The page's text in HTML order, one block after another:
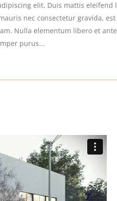
elit. Duis mattis
nec consectetur gravida,
Nulla elementum libero et
purus...